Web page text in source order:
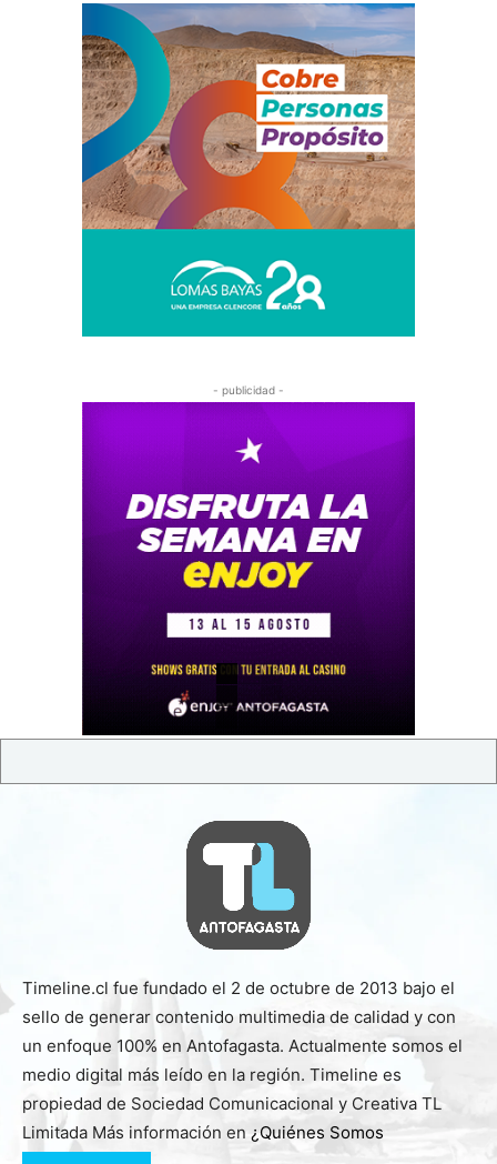
- publicidad -
Timeline.cl fue fundado el 2 de octubre de 2013 bajo el
sello de generar contenido multimedia de calidad y con
un enfoque 100% en Antofagasta. Actualmente somos el
medio digital más leído en la región. Timeline es
propiedad de Sociedad Comunicacional y Creativa TL
Limitada Más información en ¿Quiénes Somos